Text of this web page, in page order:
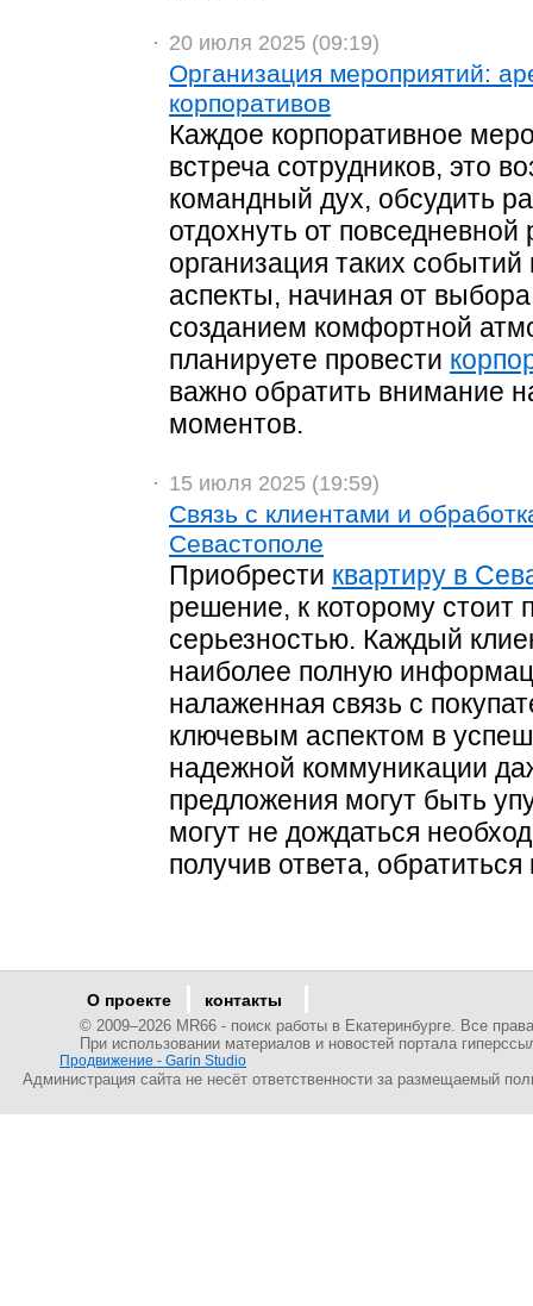
20 июля 2025 (09:19)
Организация мероприятий:
корпоративов
Каждое корпоративное
встреча сотрудников, это
командный дух, обсудить
отдохнуть от
организация таких
аспекты, начиная от
созданием комфортной
планируете провести
важно обратить внимание
моментов.
15 июля 2025 (19:59)
Связь с клиентами и
Севастополе
Приобрести квартиру в
решение, к которому стоит
серьезностью. Каждый
наиболее полную
налаженная связь с
ключевым аспектом в
надежной коммуникации
предложения могут быть
могут не дождаться
получив ответа,
О проекте контакты
© 2009–2026 MR66 - поиск работы в Екатеринбурге. Все
При использовании материалов и новостей портала
Продвижение - Garin Studio
Администрация сайта не несёт ответственности за размещаемый